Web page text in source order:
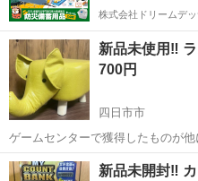
株式会社ドリームデ
新品未使用‼️
700円
四日市市
ゲームセンターで獲得したものが
ります(*^^*) アミューズメント景品の為箱のキズ凹み、 初期不良など
御理解頂ける方よろしく お願いいたします(＞
三重 四日市市 その他